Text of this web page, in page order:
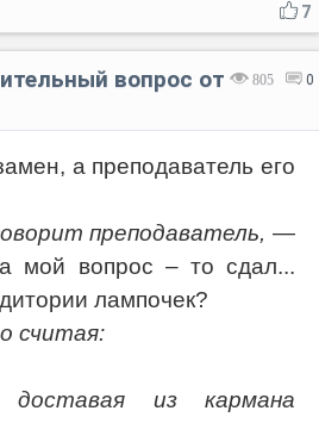
7
805 0
вопрос от
а преподаватель его
преподаватель, —
мой вопрос – то cдал...
лампочек?
считая:
доставая из кармана